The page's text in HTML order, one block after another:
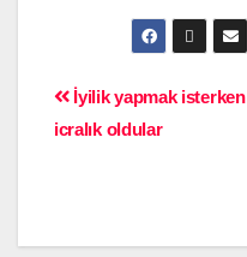
İyilik yapmak isterken
icralık oldular